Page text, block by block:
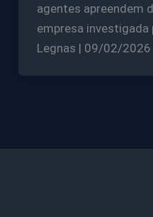
agentes apreendem
empresa investigada
Legnas | 09/02/2026